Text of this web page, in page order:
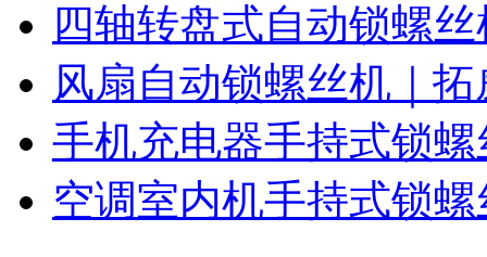
四轴转盘式自动锁螺
风扇自动锁螺丝机｜
手机充电器手持式锁
空调室内机手持式锁